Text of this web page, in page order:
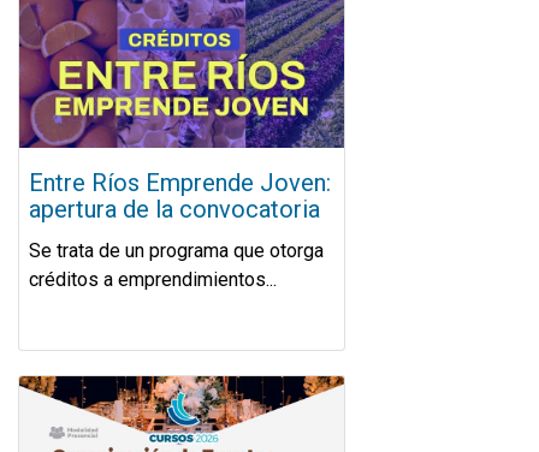
Entre Ríos Emprende Joven:
apertura de la convocatoria
Se trata de un programa que otorga
créditos a emprendimientos...